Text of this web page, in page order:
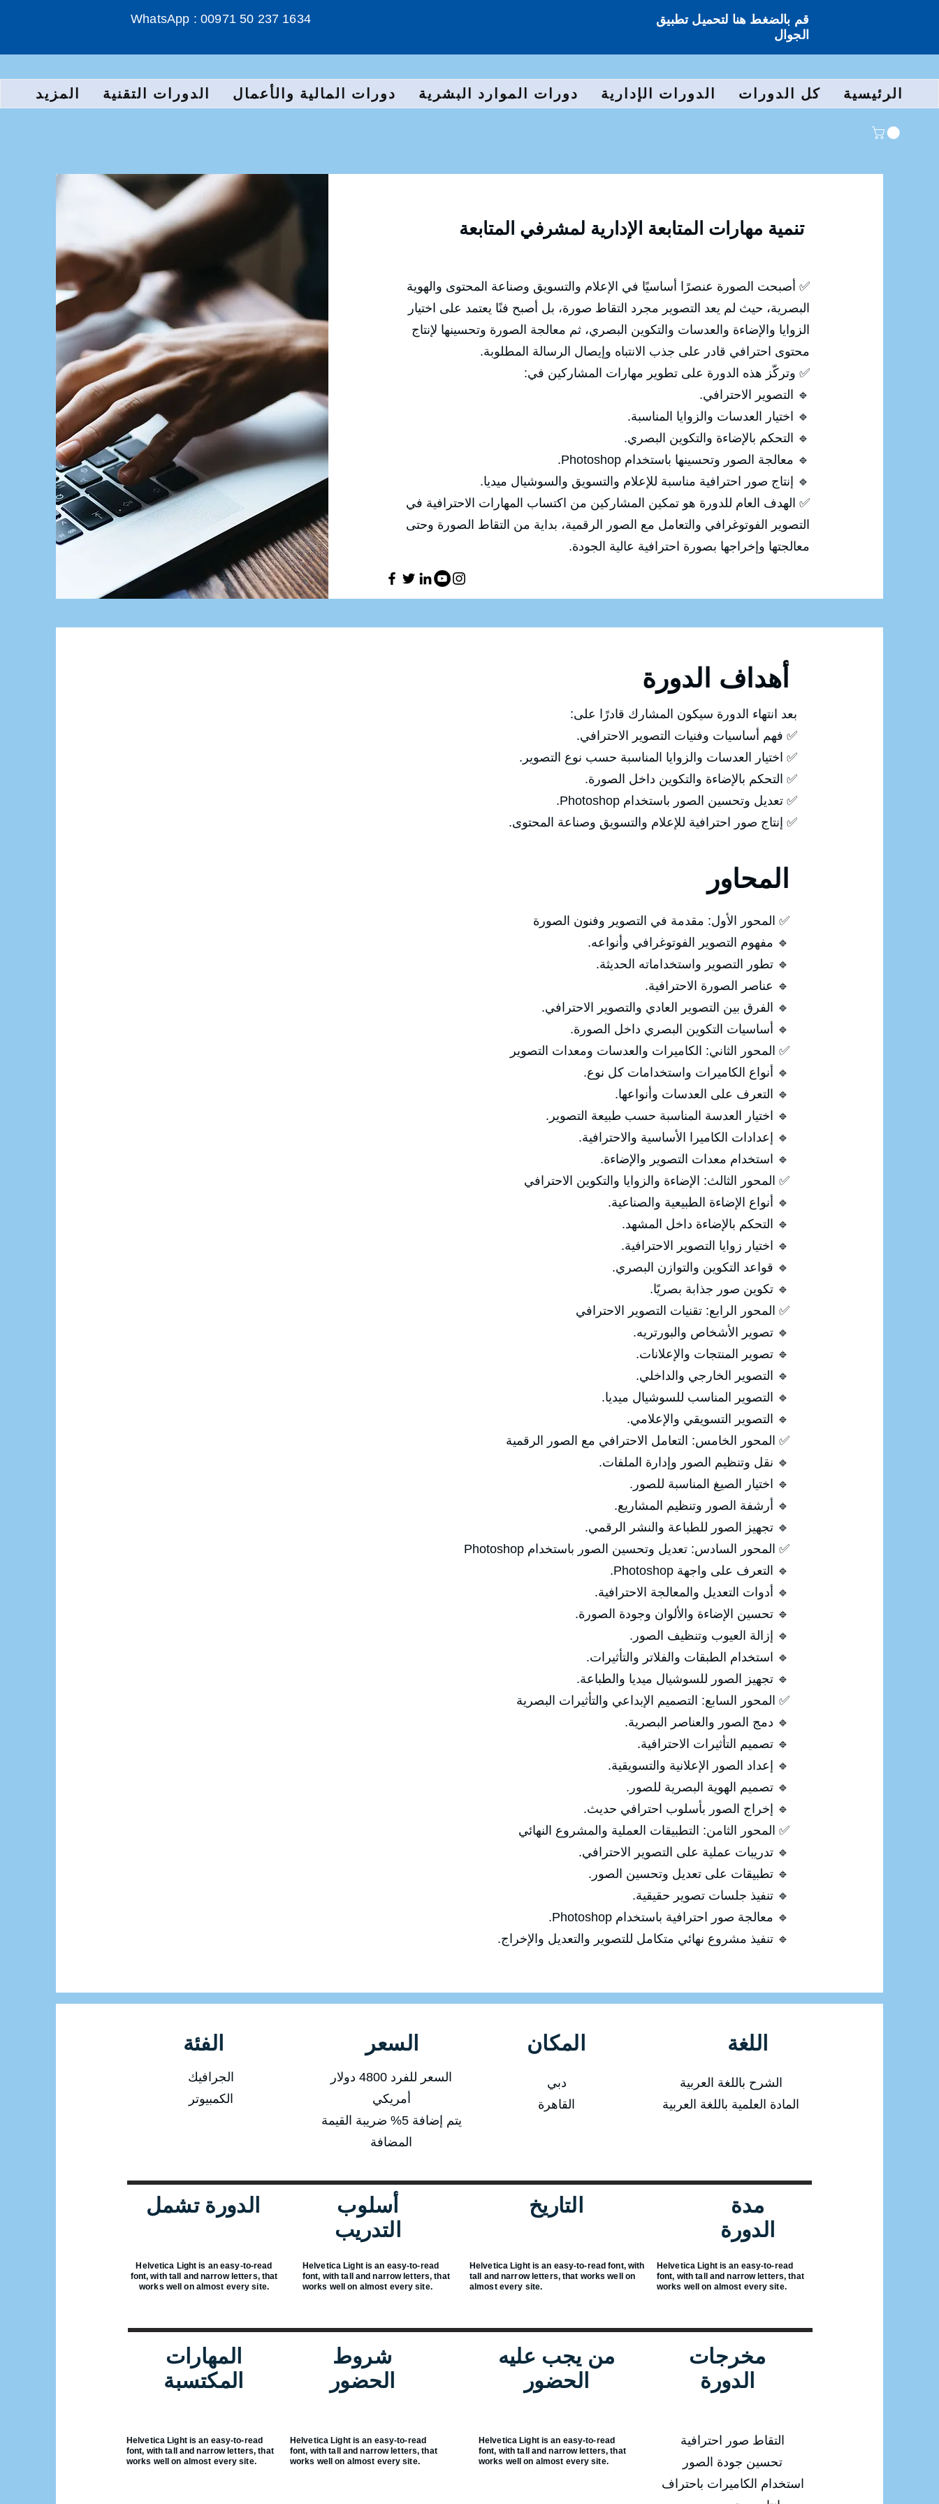
WhatsApp : 00971 50 237 1634
قم بالضغط هنا لتحميل تطبيق
الجوال
الرئيسية كل الدورات الدورات الإدارية دورات الموارد البشرية دورات المالية والأعمال الدورات التقنية المزيد
تنمية مهارات المتابعة الإدارية لمشرفي المتابعة
✅ أصبحت الصورة عنصرًا أساسيًا في الإعلام والتسويق وصناعة المحتوى والهوية
البصرية، حيث لم يعد التصوير مجرد التقاط صورة، بل أصبح فنًا يعتمد على اختيار
الزوايا والإضاءة والعدسات والتكوين البصري، ثم معالجة الصورة وتحسينها لإنتاج
محتوى احترافي قادر على جذب الانتباه وإيصال الرسالة المطلوبة.
✅ وتركّز هذه الدورة على تطوير مهارات المشاركين في:
🔹 التصوير الاحترافي.
🔹 اختيار العدسات والزوايا المناسبة.
🔹 التحكم بالإضاءة والتكوين البصري.
🔹 معالجة الصور وتحسينها باستخدام Photoshop.
🔹 إنتاج صور احترافية مناسبة للإعلام والتسويق والسوشيال ميديا.
✅ الهدف العام للدورة هو تمكين المشاركين من اكتساب المهارات الاحترافية في
التصوير الفوتوغرافي والتعامل مع الصور الرقمية، بداية من التقاط الصورة وحتى
معالجتها وإخراجها بصورة احترافية عالية الجودة.
بعد انتهاء الدورة سيكون المشارك قادرًا على:
✅ فهم أساسيات وفنيات التصوير الاحترافي.
✅ اختيار العدسات والزوايا المناسبة حسب نوع التصوير.
✅ التحكم بالإضاءة والتكوين داخل الصورة.
✅ تعديل وتحسين الصور باستخدام Photoshop.
✅ إنتاج صور احترافية للإعلام والتسويق وصناعة المحتوى.
✅ المحور الأول: مقدمة في التصوير وفنون الصورة
🔹 مفهوم التصوير الفوتوغرافي وأنواعه.
🔹 تطور التصوير واستخداماته الحديثة.
🔹 عناصر الصورة الاحترافية.
🔹 الفرق بين التصوير العادي والتصوير الاحترافي.
🔹 أساسيات التكوين البصري داخل الصورة.
✅ المحور الثاني: الكاميرات والعدسات ومعدات التصوير
🔹 أنواع الكاميرات واستخدامات كل نوع.
🔹 التعرف على العدسات وأنواعها.
🔹 اختيار العدسة المناسبة حسب طبيعة التصوير.
🔹 إعدادات الكاميرا الأساسية والاحترافية.
🔹 استخدام معدات التصوير والإضاءة.
✅ المحور الثالث: الإضاءة والزوايا والتكوين الاحترافي
🔹 أنواع الإضاءة الطبيعية والصناعية.
🔹 التحكم بالإضاءة داخل المشهد.
🔹 اختيار زوايا التصوير الاحترافية.
🔹 قواعد التكوين والتوازن البصري.
🔹 تكوين صور جذابة بصريًا.
✅ المحور الرابع: تقنيات التصوير الاحترافي
🔹 تصوير الأشخاص والبورتريه.
🔹 تصوير المنتجات والإعلانات.
🔹 التصوير الخارجي والداخلي.
🔹 التصوير المناسب للسوشيال ميديا.
🔹 التصوير التسويقي والإعلامي.
✅ المحور الخامس: التعامل الاحترافي مع الصور الرقمية
🔹 نقل وتنظيم الصور وإدارة الملفات.
🔹 اختيار الصيغ المناسبة للصور.
🔹 أرشفة الصور وتنظيم المشاريع.
🔹 تجهيز الصور للطباعة والنشر الرقمي.
✅ المحور السادس: تعديل وتحسين الصور باستخدام Photoshop
🔹 التعرف على واجهة Photoshop.
🔹 أدوات التعديل والمعالجة الاحترافية.
🔹 تحسين الإضاءة والألوان وجودة الصورة.
🔹 إزالة العيوب وتنظيف الصور.
🔹 استخدام الطبقات والفلاتر والتأثيرات.
🔹 تجهيز الصور للسوشيال ميديا والطباعة.
✅ المحور السابع: التصميم الإبداعي والتأثيرات البصرية
🔹 دمج الصور والعناصر البصرية.
🔹 تصميم التأثيرات الاحترافية.
🔹 إعداد الصور الإعلانية والتسويقية.
🔹 تصميم الهوية البصرية للصور.
🔹 إخراج الصور بأسلوب احترافي حديث.
✅ المحور الثامن: التطبيقات العملية والمشروع النهائي
🔹 تدريبات عملية على التصوير الاحترافي.
🔹 تطبيقات على تعديل وتحسين الصور.
🔹 تنفيذ جلسات تصوير حقيقية.
🔹 معالجة صور احترافية باستخدام Photoshop.
🔹 تنفيذ مشروع نهائي متكامل للتصوير والتعديل والإخراج.
الفئة
الجرافيك
الكمبيوتر
السعر
السعر للفرد 4800 دولار
أمريكي
يتم إضافة 5% ضريبة القيمة
المضافة
المكان
دبي
القاهرة
اللغة
الشرح باللغة العربية
المادة العلمية باللغة العربية
الدورة تشمل
Helvetica Light is an easy-to-read
font, with tall and narrow letters, that
works well on almost every site.
أسلوب
التدريب
Helvetica Light is an easy-to-read
font, with tall and narrow letters, that
works well on almost every site.
التاريخ
Helvetica Light is an easy-to-read font, with
tall and narrow letters, that works well on
almost every site.
مدة
الدورة
Helvetica Light is an easy-to-read
font, with tall and narrow letters, that
works well on almost every site.
المهارات
المكتسبة
شروط
الحضور
من يجب عليه
الحضور
مخرجات
الدورة
Helvetica Light is an easy-to-read
font, with tall and narrow letters, that
works well on almost every site.
Helvetica Light is an easy-to-read
font, with tall and narrow letters, that
works well on almost every site.
Helvetica Light is an easy-to-read
font, with tall and narrow letters, that
works well on almost every site.
التقاط صور احترافية
تحسين جودة الصور
استخدام الكاميرات باحتراف